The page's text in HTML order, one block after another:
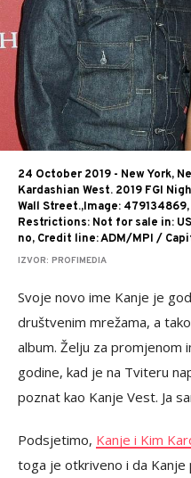
24 October 2019 - New York,
Kardashian West. 2019 FGI
Wall Street.,Image:
Restrictions: Not for sale in:
no, Credit line: ADM/MPI /
IZVOR: PROFIMEDIA
Svoje novo ime Kanje je
društvenim mrežama, a
album. Želju za promjenom
godine, kad je na Tviteru
poznat kao Kanje Vest. Ja
Podsjetimo, Kanje i Kim
toga je otkriveno i da